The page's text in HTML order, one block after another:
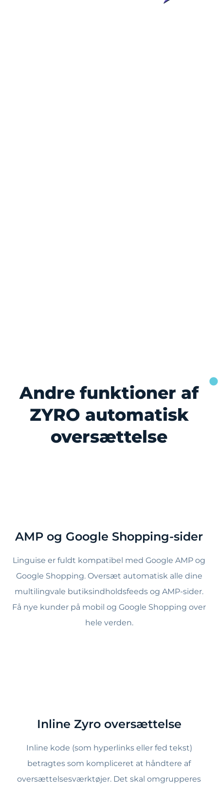
Andre funktioner af
ZYRO automatisk
oversættelse
AMP og Google Shopping-sider
Linguise er fuldt kompatibel med Google AMP og
Google Shopping. Oversæt automatisk alle dine
multilingvale butiksindholdsfeeds og AMP-sider.
Få nye kunder på mobil og Google Shopping over
hele verden.
Inline Zyro oversættelse
Inline kode (som hyperlinks eller fed tekst)
betragtes som kompliceret at håndtere af
oversættelsesværktøjer. Det skal omgrupperes